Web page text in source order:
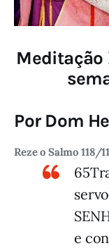
Meditação
Por Dom
Reze o Salmo 118/
e